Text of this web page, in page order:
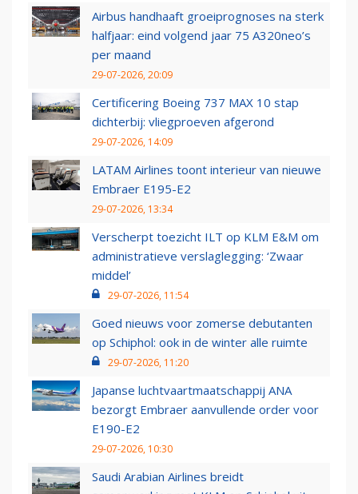
Airbus handhaaft groeiprognoses na sterk
halfjaar: eind volgend jaar 75 A320neo’s
per maand
29-07-2026, 20:09
Certificering Boeing 737 MAX 10 stap
dichterbij: vliegproeven afgerond
29-07-2026, 14:09
LATAM Airlines toont interieur van nieuwe
Embraer E195-E2
29-07-2026, 13:34
Verscherpt toezicht ILT op KLM E&M om
administratieve verslaglegging: ‘Zwaar
middel’
29-07-2026, 11:54
Goed nieuws voor zomerse debutanten
op Schiphol: ook in de winter alle ruimte
29-07-2026, 11:20
Japanse luchtvaartmaatschappij ANA
bezorgt Embraer aanvullende order voor
E190-E2
29-07-2026, 10:30
Saudi Arabian Airlines breidt